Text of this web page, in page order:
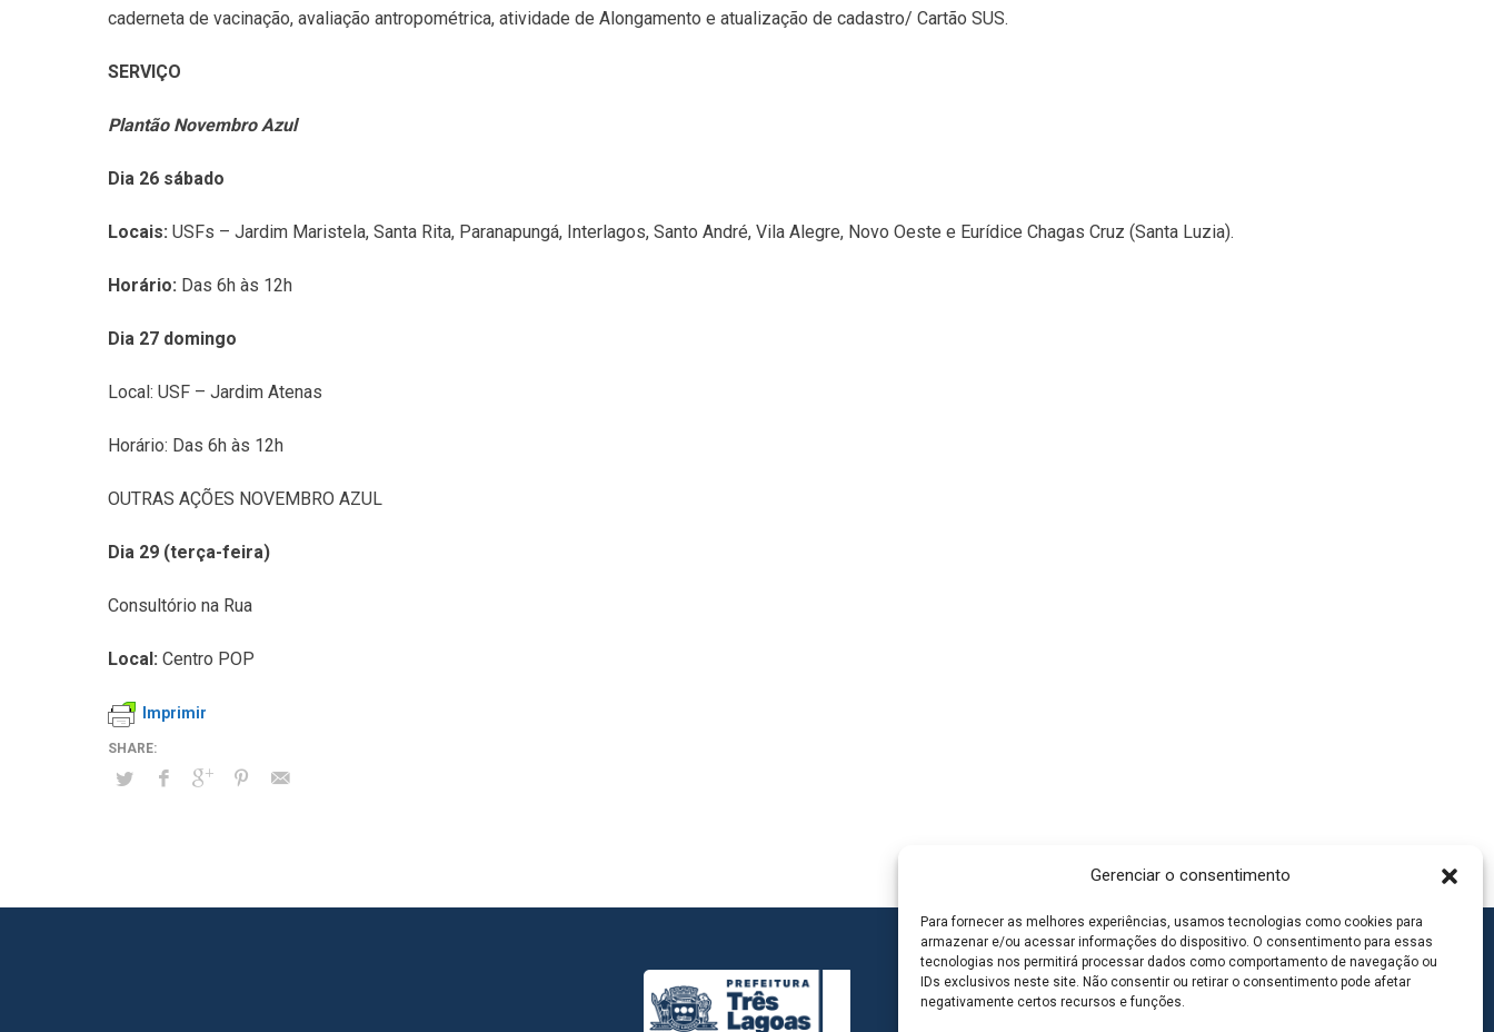
Gerenciar o consentimento
Para fornecer as melhores experiências, usamos tecnologias como cookies para
armazenar e/ou acessar informações do dispositivo. O consentimento para essas
tecnologias nos permitirá processar dados como comportamento de navegação ou
IDs exclusivos neste site. Não consentir ou retirar o consentimento pode afetar
negativamente certos recursos e funções.
caderneta de vacinação, avaliação antropométrica, atividade de Alongamento e atualização de cadastro/ Cartão SUS.
SERVIÇO
Plantão Novembro Azul
Dia 26 sábado
Locais: USFs – Jardim Maristela, Santa Rita, Paranapungá, Interlagos, Santo André, Vila Alegre, Novo Oeste e Eurídice Chagas Cruz (Santa Luzia).
Horário: Das 6h às 12h
Dia 27 domingo
Local: USF – Jardim Atenas
Horário: Das 6h às 12h
OUTRAS AÇÕES NOVEMBRO AZUL
Dia 29 (terça-feira)
Consultório na Rua
Local: Centro POP
Imprimir